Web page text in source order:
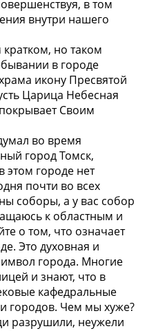
в том
внутри нашего
но таком
в городе
икону Пресвятой
Царица Небесная
Своим
во время
город Томск,
этом городе нет
почти во всех
соборы, а у вас собор
к областным и
о том, что означает
Это духовная и
города. Многие
и знают, что в
кафедральные
городов. Чем мы хуже?
разрушили, неужели